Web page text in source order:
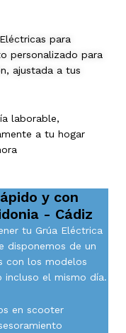
para
personalizado para
ajustada a tus
laborable,
a tu hogar
y con
- Cádiz
tu Grúa Eléctrica
disponemos de un
con los modelos
incluso el mismo día.
en scooter